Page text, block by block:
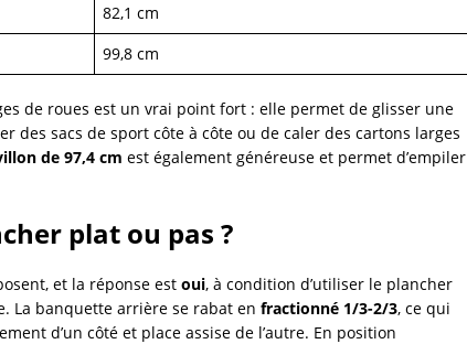
82,1 cm
99,8 cm
de roues est un vrai point fort : elle permet de glisser une
des sacs de sport côte à côte ou de caler des cartons larges
de 97,4 cm est également généreuse et permet d’empiler
plat ou pas ?
et la réponse est oui, à condition d’utiliser le plancher
La banquette arrière se rabat en fractionné 1/3-2/3, ce qui
d’un côté et place assise de l’autre. En position